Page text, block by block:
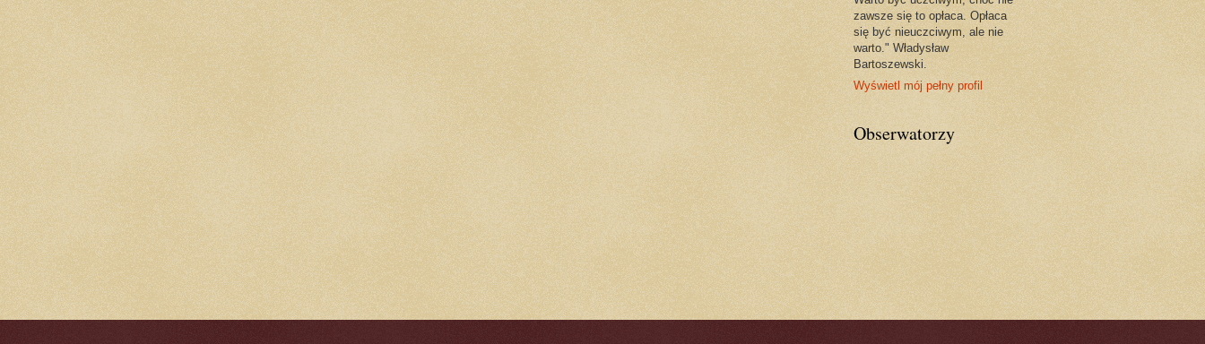
zawsze się to opłaca. Opłaca
się być nieuczciwym, ale nie
warto." Władysław
Bartoszewski.
Wyświetl mój pełny profil
Obserwatorzy